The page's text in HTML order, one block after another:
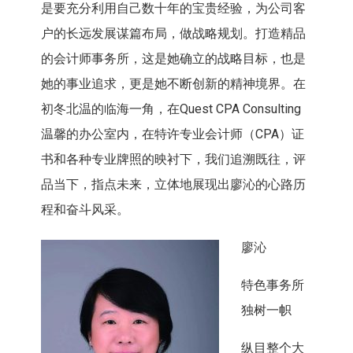
是要充分利用自己数十年的宝贵经验，为公司客
户的长远发展谋篇布局，做战略规划。打造精品
的会计师事务所，这是她确立的战略目标，也是
她的事业追求，更是她不断创新的精神境界。在
初冬北温的临海一角，在Quest CPA Consulting
温馨的办公室内，在特许专业会计师（CPA）证
书和各种专业牌照的映衬下，我们追溯既往，评
品当下，指点未来，立体地展现出廖沁的心路历
程和奋斗风采。
廖沁
特色事务所
独树一帜
纵目整个大